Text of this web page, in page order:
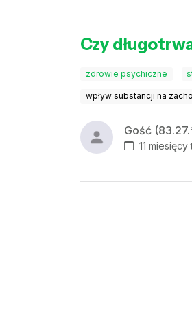
Czy
zdrowie psychiczne
wpływ substancji na
Gość
11 miesięcy